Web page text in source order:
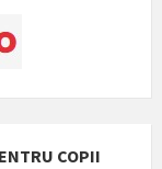
COPII